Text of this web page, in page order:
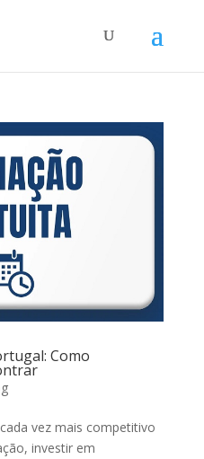
Como
vez mais competitivo
investir em